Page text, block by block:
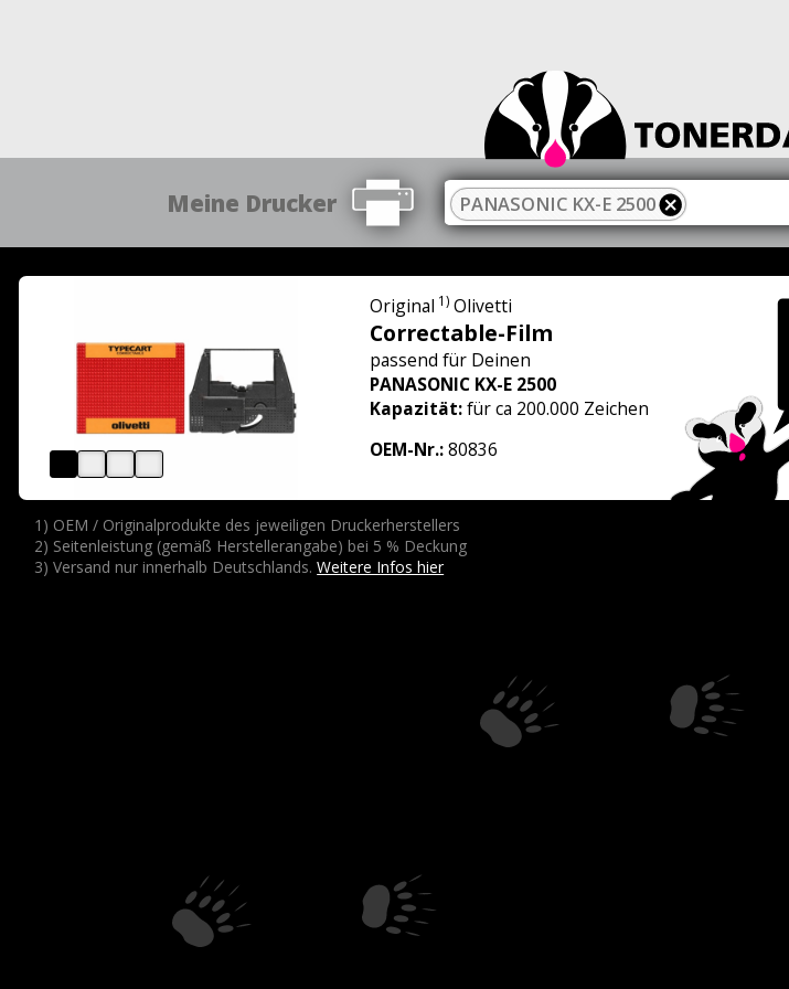
Meine Drucker PANASONIC KX-E 2500
Original 1) Olivetti
Correctable-Film
passend für Deinen
PANASONIC KX-E 2500
Kapazität:für ca 200.000 Zeichen
OEM-Nr.:80836
1) OEM / Originalprodukte des jeweiligen Druckerherstellers
2) Seitenleistung (gemäß Herstellerangabe) bei 5 % Deckung
3) Versand nur innerhalb Deutschlands.Weitere Infos hier